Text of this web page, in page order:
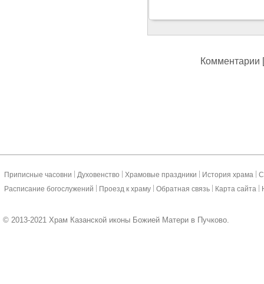
Комментарии
Приписные часовни Духовенство Храмовые праздники История храма
Расписание богослужений
Проезд к храму Обратная связь Карта сайта
© 2013-2021 Храм Казанской иконы Божией Матери в Пучково.